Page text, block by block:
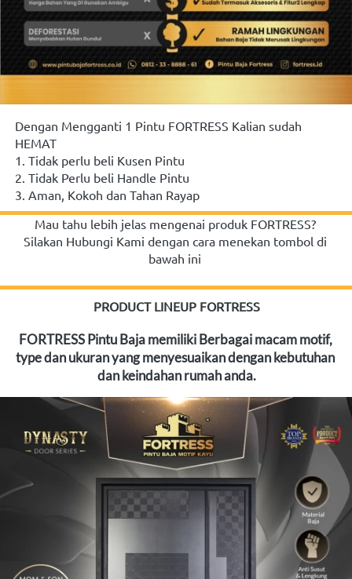
Dengan Mengganti 1 Pintu FORTRESS Kalian sudah
HEMAT
1. Tidak perlu beli Kusen Pintu
2. Tidak Perlu beli Handle Pintu
3. Aman, Kokoh dan Tahan Rayap
Mau tahu lebih jelas mengenai produk FORTRESS?
Silakan Hubungi Kami dengan cara menekan tombol di
bawah ini
PRODUCT LINEUP FORTRESS
FORTRESS Pintu Baja memiliki Berbagai macam motif,
type dan ukuran yang menyesuaikan dengan kebutuhan
dan keindahan rumah anda.